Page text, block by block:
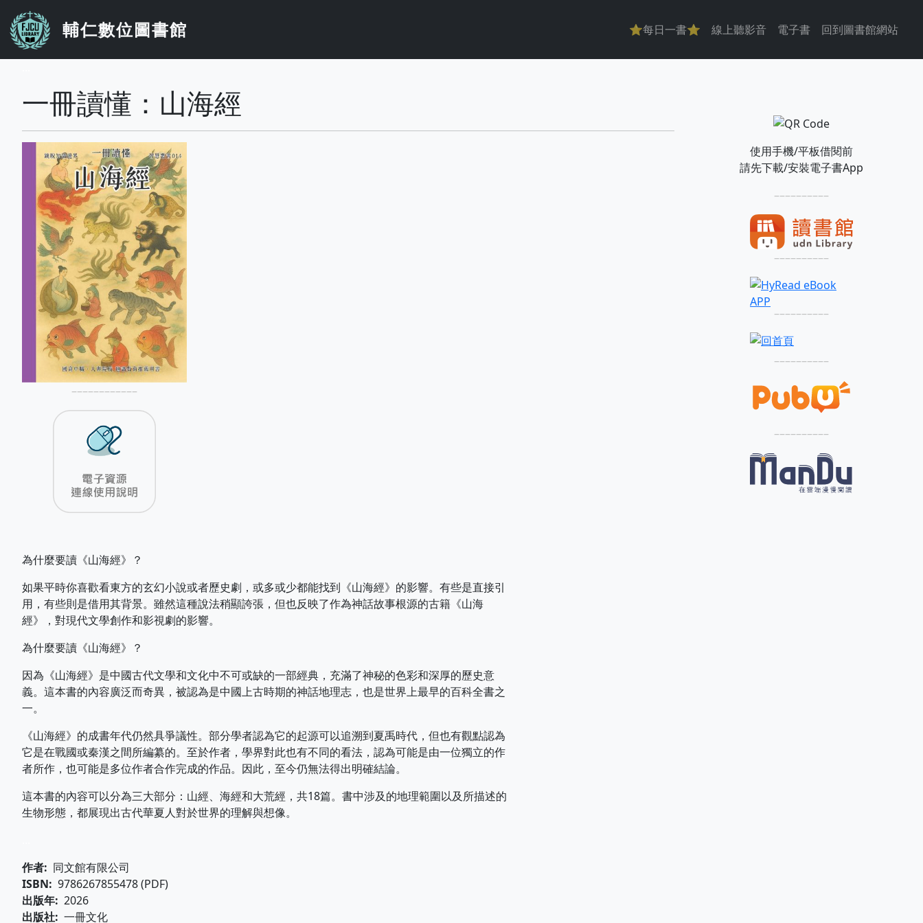
移至主內容
輔仁數位圖書館 主導覽
⭐每日一書⭐ 線上聽影音 電子書 回到圖書館網站
一冊讀懂：山海經
––––––––––––
為什麼要讀《山海經》？
如果平時你喜歡看東方的玄幻小說或者歷史劇，或多或少都能找到《山海經》的影響。有些是直接引
用，有些則是借用其背景。雖然這種說法稍顯誇張，但也反映了作為神話故事根源的古籍《山海
經》，對現代文學創作和影視劇的影響。
為什麼要讀《山海經》？
因為《山海經》是中國古代文學和文化中不可或缺的一部經典，充滿了神秘的色彩和深厚的歷史意
義。這本書的內容廣泛而奇異，被認為是中國上古時期的神話地理志，也是世界上最早的百科全書之
一。
《山海經》的成書年代仍然具爭議性。部分學者認為它的起源可以追溯到夏禹時代，但也有觀點認為
它是在戰國或秦漢之間所編纂的。至於作者，學界對此也有不同的看法，認為可能是由一位獨立的作
者所作，也可能是多位作者合作完成的作品。因此，至今仍無法得出明確結論。
這本書的內容可以分為三大部分：山經、海經和大荒經，共18篇。書中涉及的地理範圍以及所描述的
生物形態，都展現出古代華夏人對於世界的理解與想像。
作者
同文館有限公司
ISBN
9786267855478 (PDF)
出版年 2026
出版社 一冊文化
使用手機/平板借閱前
請先下載/安裝電子書App
––––––––––
––––––––––
––––––––––
––––––––––
––––––––––